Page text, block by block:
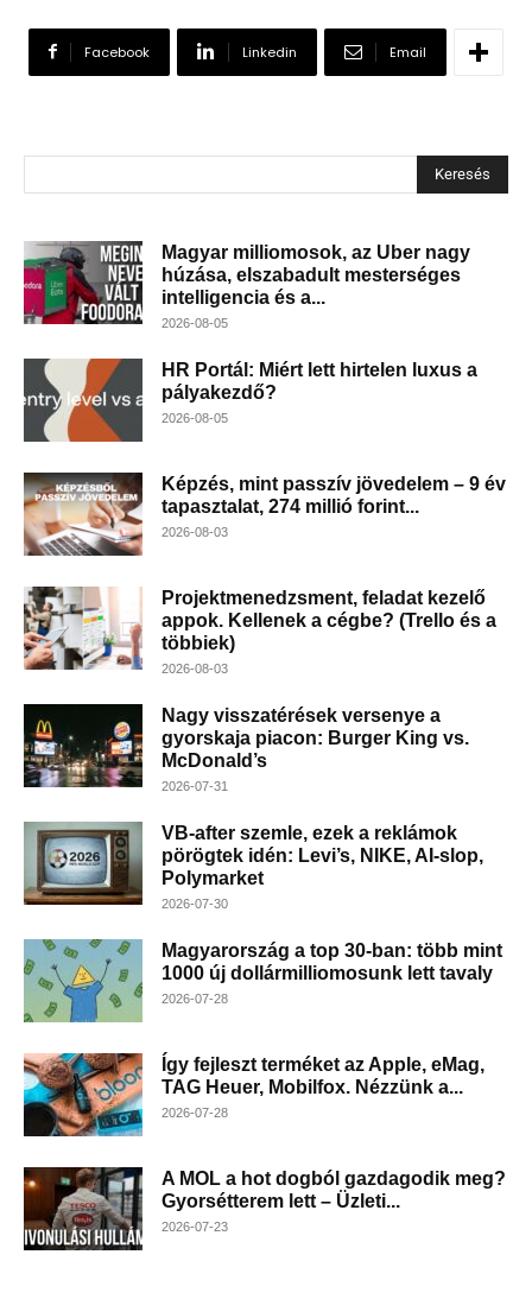
Facebook Linkedin Email
Keresés
Magyar milliomosok, az Uber nagy
húzása, elszabadult mesterséges
intelligencia és a...
2026-08-05
HR Portál: Miért lett hirtelen luxus a
pályakezdő?
2026-08-05
Képzés, mint passzív jövedelem – 9 év
tapasztalat, 274 millió forint...
2026-08-03
Projektmenedzsment, feladat kezelő
appok. Kellenek a cégbe? (Trello és a
többiek)
2026-08-03
Nagy visszatérések versenye a
gyorskaja piacon: Burger King vs.
McDonald’s
2026-07-31
VB-after szemle, ezek a reklámok
pörögtek idén: Levi’s, NIKE, AI-slop,
Polymarket
2026-07-30
Magyarország a top 30-ban: több mint
1000 új dollármilliomosunk lett tavaly
2026-07-28
Így fejleszt terméket az Apple, eMag,
TAG Heuer, Mobilfox. Nézzünk a...
2026-07-28
A MOL a hot dogból gazdagodik meg?
Gyorsétterem lett – Üzleti...
2026-07-23